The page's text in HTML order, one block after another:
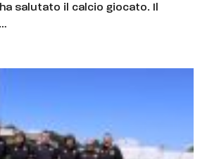
salutato il calcio giocato. Il